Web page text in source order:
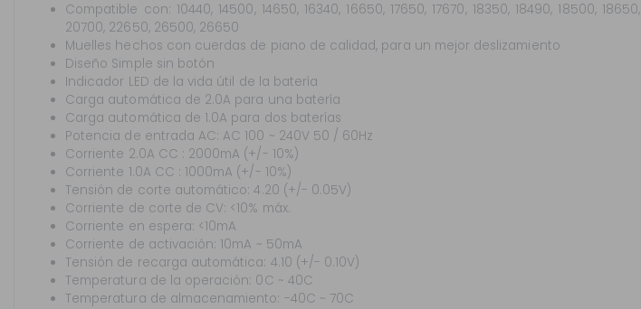
Compatible con: 10440, 14500, 14650, 16340, 16650, 17650, 17670, 18350, 18490, 18500, 18650,
20700, 22650, 26500, 26650
Muelles hechos con cuerdas de piano de calidad, para un mejor deslizamiento
Diseño Simple sin botón
Indicador LED de la vida útil de la batería
Carga automática de 2.0A para una batería
Carga automática de 1.0A para dos baterías
Potencia de entrada AC: AC 100 ~ 240V 50 / 60Hz
Corriente 2.0A CC : 2000mA (+/- 10%)
Corriente 1.0A CC : 1000mA (+/- 10%)
Tensión de corte automático: 4.20 (+/- 0.05V)
Corriente de corte de CV: <10% máx.
Corriente en espera: <10mA
Corriente de activación: 10mA ~ 50mA
Tensión de recarga automática: 4.10 (+/- 0.10V)
Temperatura de la operación: 0C ~ 40C
Temperatura de almacenamiento: -40C ~ 70C